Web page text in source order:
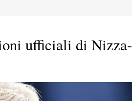
ufficiali di Nizza-